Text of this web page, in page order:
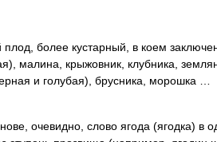
более кустарный, в коем
малина, крыжовник, клубника,
и голубая), брусника, морошка …
очевидно, слово ягода (ягодка) в